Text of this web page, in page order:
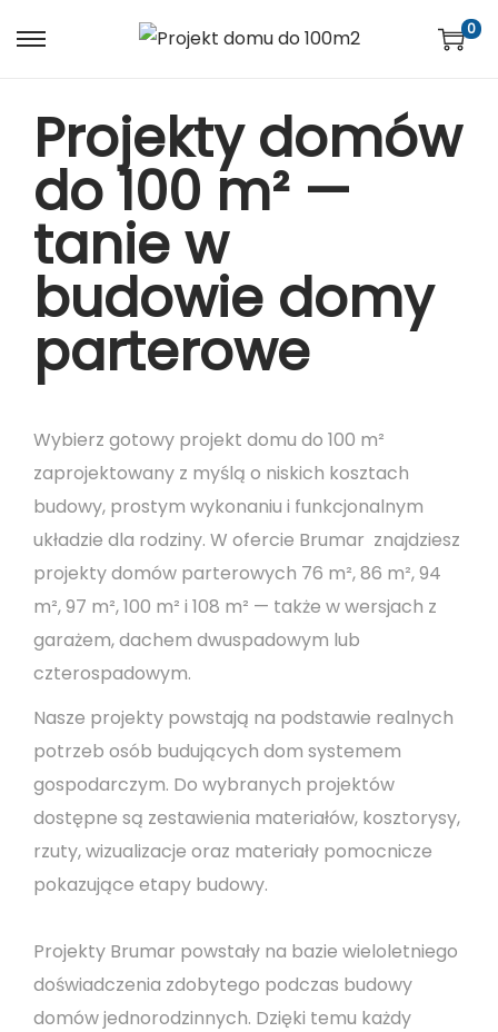
0
Projekty domów
do 100 m² —
tanie w
budowie domy
parterowe
Wybierz gotowy projekt domu do 100 m²
zaprojektowany z myślą o niskich kosztach
budowy, prostym wykonaniu i funkcjonalnym
układzie dla rodziny. W ofercie Brumar znajdziesz
projekty domów parterowych 76 m², 86 m², 94
m², 97 m², 100 m² i 108 m² — także w wersjach z
garażem, dachem dwuspadowym lub
czterospadowym.
Nasze projekty powstają na podstawie realnych
potrzeb osób budujących dom systemem
gospodarczym. Do wybranych projektów
dostępne są zestawienia materiałów, kosztorysy,
rzuty, wizualizacje oraz materiały pomocnicze
pokazujące etapy budowy.
Projekty Brumar powstały na bazie wieloletniego
doświadczenia zdobytego podczas budowy
domów jednorodzinnych. Dzięki temu każdy